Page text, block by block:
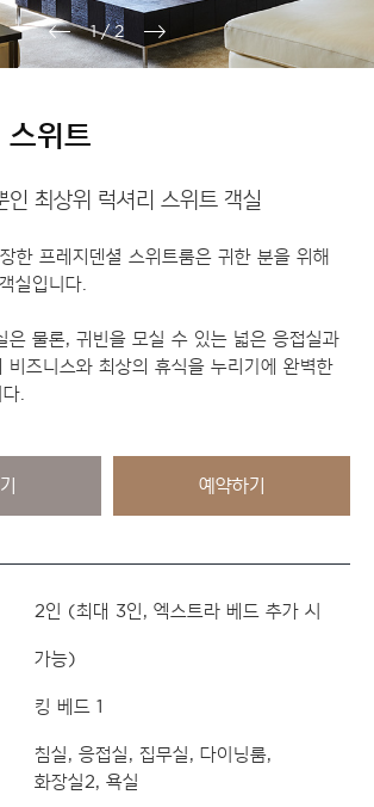
1/2
스위트
인 최상위 럭셔리 스위트 객실
한 프레지덴셜 스위트룸은 귀한 분을 위해
실입니다.
은 물론, 귀빈을 모실 수 있는 넓은 응접실과
비즈니스와 최상의 휴식을 누리기에 완벽한
.
예약하기
2인 (최대 3인, 엑스트라 베드 추가 시
가능)
킹 베드 1
침실, 응접실, 집무실, 다이닝룸,
화장실2, 욕실